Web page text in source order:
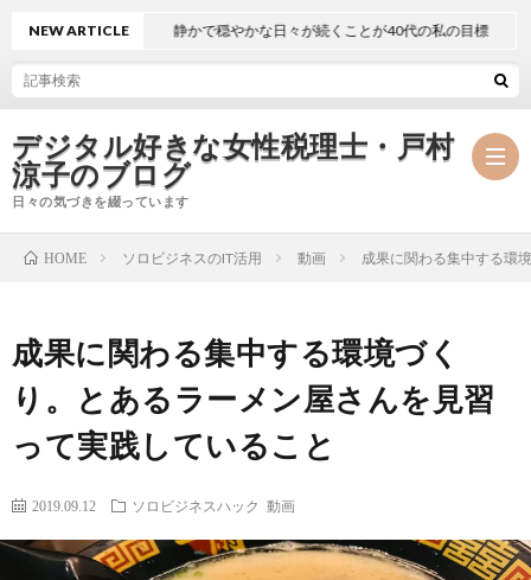
デジタル好きな女性税理士・戸村
涼子のブログ
日々の気づきを綴っています
ー
HP
マ
筆
セ
NEW ARTICLE静かで穏やかな日々が続くことが40代の私の目標
HOME ソロビジネスのIT活用 動画 成果に関わる集中する環
成果に関わる集中する環境づく
り。とあるラーメン屋さんを見習
って実践していること
2019.09.12 ソロビジネスハック 動画